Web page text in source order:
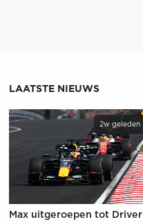
LAATSTE NIEUWS
2w geleden
Max uitgeroepen tot Driver